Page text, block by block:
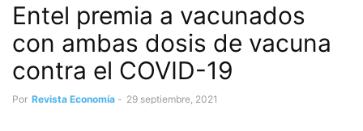
Entel premia a vacunados
con ambas dosis de vacuna
contra el COVID-19
Por Revista Economía - 29 septiembre, 2021